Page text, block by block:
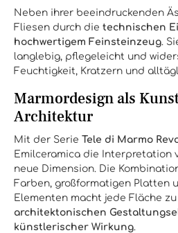
Neben ihrer beeindruckenden
Fliesen durch die technischen
hochwertigem Feinsteinzeug.
langlebig, pflegeleicht und
Feuchtigkeit, Kratzern und
Marmordesign als
Architektur
Mit der Serie Tele di Marmo
Emilceramica die Interpretation
neue Dimension. Die
Farben, großformatigen Platten
Elementen macht jede Fläche
architektonischen
künstlerischer Wirkung.